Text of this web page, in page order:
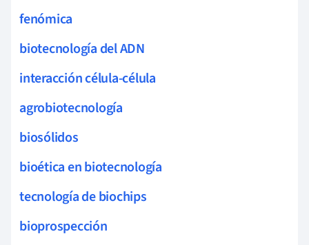
fenómica
biotecnología del ADN
interacción célula-célula
agrobiotecnología
biosólidos
bioética en biotecnología
tecnología de biochips
bioprospección